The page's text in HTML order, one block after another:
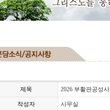
제목 2026 부활판공성사
작성자 사무실